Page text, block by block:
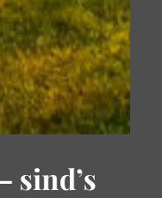
sind’s